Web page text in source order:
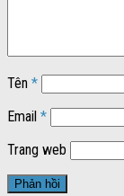
Tên *
Email *
Trang web